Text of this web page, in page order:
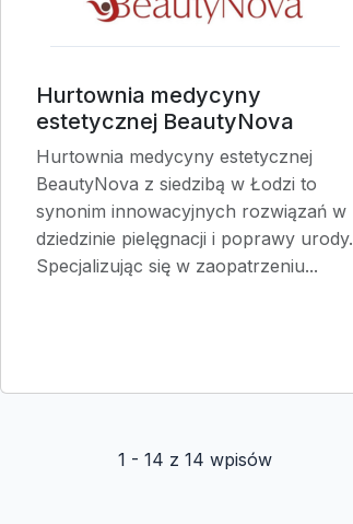
Hurtownia medycyny
estetycznej BeautyNova
Hurtownia medycyny estetycznej
BeautyNova z siedzibą w Łodzi to
synonim innowacyjnych rozwiązań w
dziedzinie pielęgnacji i poprawy urody.
Specjalizując się w zaopatrzeniu...
1 - 14 z 14 wpisów